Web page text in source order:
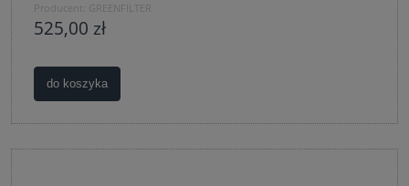
Producent: GREENFILTER
525,00 zł
do koszyka